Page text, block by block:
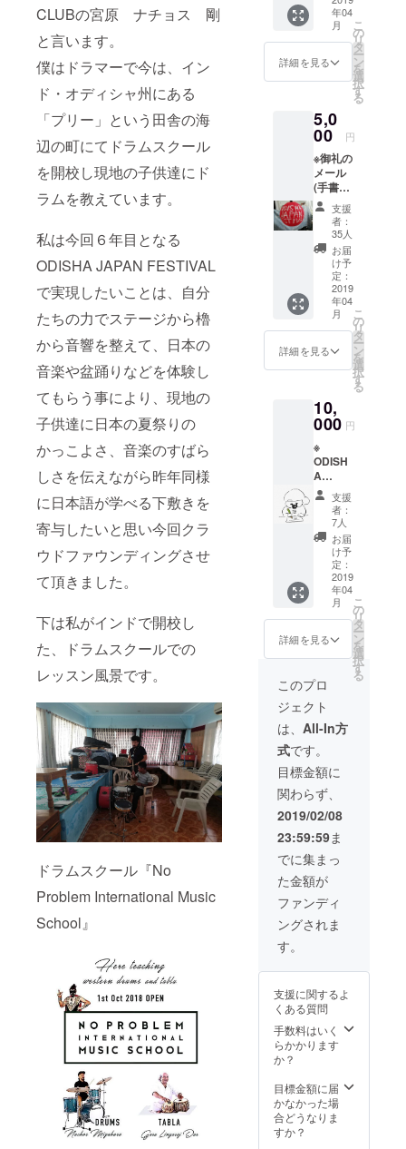
CLUBの宮原 ナチョス 剛
と言います。
僕はドラマーで今は、イン
ド・オディシャ州にある
「プリー」という田舎の海
辺の町にてドラムスクール
を開校し現地の子供達にド
ラムを教えています。
私は今回６年目となる
ODISHA JAPAN FESTIVAL
で実現したいことは、自分
たちの力でステージから櫓
から音響を整えて、日本の
音楽や盆踊りなどを体験し
てもらう事により、現地の
子供達に日本の夏祭りの
かっこよさ、音楽のすばら
しさを伝えながら昨年同様
に日本語が学べる下敷きを
寄与したいと思い今回クラ
ウドファウンディングさせ
て頂きました。
下は私がインドで開校し
た、ドラムスクールでの
レッスン風景です。
ドラムスクール『No
Problem International Music
School』
ハイスタ、
レッチリ、
ナなどのコ
暮れる。
そのままい
くつかのバ
ンドを得
て、サポー
トバンドレ
コーディン
グも経験し
２３歳で
キューバへ
ラテン音楽
の本場へ。
２７歳でNY
上パフォー
マンスで自
信をつけた
私はオープ
ンマイクで
レベルの高
さと自分の
緊張により
る。そのリ
ベンジを心
国し、間も
帯の大け
が。
手術後一年
の休養を得
て、ある時
出会ったタ
ブラの音に
魅せられイ
ンド修行に
出たのが
2014年。
そこで経験
した出来
事、出会
い、すべて
が重なり今
に至る。
インドの子
ども達に気
持ちも心も
救われた僕
は、いつし
AL2019
オリジ
ナル
チャイ
パック&
コー
パック
年04
月
詳細を見る
こ
の
リ
タ
ー
ン
を
選
択
す
る
5,0
00 円
※御礼の
メール
(手書き
手紙を
スキャ
※ODISH
JAPAN
FESTIV
AL2019
オリジ
ナル
チャイ
パック&
コー
パック
※ イベ
ント当
日に飾
る提灯
の下の
札に名
入れ &
札の 裏
面はご
希望の
演者サ
イン(郵
灯の下
の札に
名入れ
援時、
必ず備
考欄に
ご希望
のお名
前をご
記入く
ださ
い。 記
入のな
い場合
は
CAMPF
IREの
ユー
ザー名
を掲載
いたし
くださ
い。 →
提灯に
ついて
当日飾
られる
ンは変
更にな
る場合
支援
者：
35人
お届
け予
定：
2019
年04
月
詳細を見る
こ
の
リ
タ
ー
ン
を
選
択
す
る
10,
000 円
※
ODISH
A
JAPAN
FESTIV
AL2019
代表 宮
原ナ
チョス
剛から
の真心
と愛情
のこ
もった
直筆手
紙。 一
通ずつ
気持ち
を込め
て御礼
の手紙
を書か
せてい
ただき
ます。
※御礼の
メール
(手書き
手紙を
スキャ
ン)
※ODISH
A
JAPAN
オリジ
チャイ
パック&
コー
ヒー
パック
ント当
日に飾
る提灯
の下の
支援
者：
7人
お届
け予
定：
2019
年04
月
詳細を見る
こ
の
リ
タ
ー
ン
を
選
択
す
る
このプロ
ジェクト
は、 All-In方
式です。
目標金額に
関わらず、
2019/02/08
23:59:59ま
でに集まっ
た金額が
ファンディ
ングされま
す。
支援に関するよ
くある質問
手数料はいく
らかかります
か？
目標金額に届
かなかった場
合どうなりま
すか？